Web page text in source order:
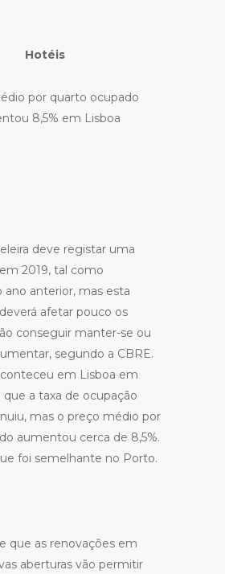
Hotéis
por quarto ocupado
8,5% em Lisboa
deve registar uma
2019, tal como
ano anterior, mas esta
afetar pouco os
conseguir manter-se ou
segundo a CBRE.
em Lisboa em
a taxa de ocupação
mas o preço médio por
aumentou cerca de 8,5%.
foi semelhante no Porto.
que as renovações em
aberturas vão permitir